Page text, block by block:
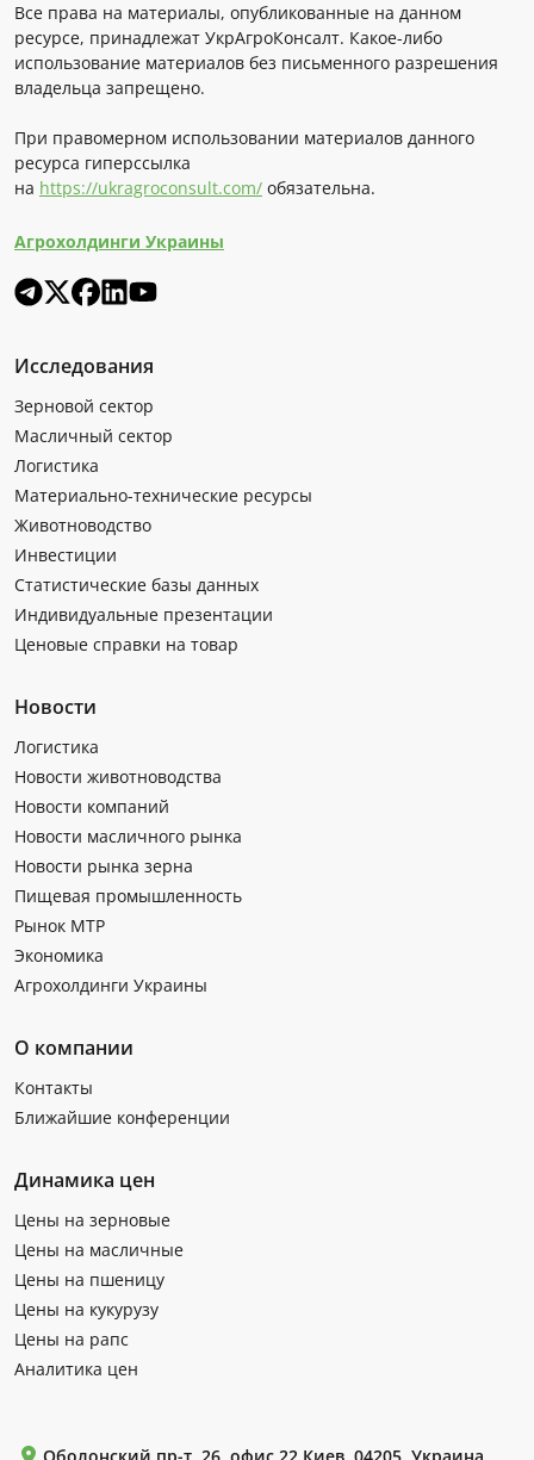
Все права на материалы, опубликованные на данном
ресурсе, принадлежат УкрАгроКонсалт. Какое-либо
использование материалов без письменного разрешения
владельца запрещено.
При правомерном использовании материалов данного
ресурса гиперссылка
на https://ukragroconsult.com/ обязательна.
Агрохолдинги Украины
Исследования
Зерновой сектор
Масличный сектор
Логистика
Материально-технические ресурсы
Животноводство
Инвестиции
Статистические базы данных
Индивидуальные презентации
Ценовые справки на товар
Новости
Логистика
Новости животноводства
Новости компаний
Новости масличного рынка
Новости рынка зерна
Пищевая промышленность
Рынок МТР
Экономика
Агрохолдинги Украины
О компании
Контакты
Ближайшие конференции
Динамика цен
Цены на зерновые
Цены на масличные
Цены на пшеницу
Цены на кукурузу
Цены на рапс
Аналитика цен